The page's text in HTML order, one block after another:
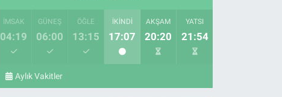
İMSAK
04:19
GÜNEŞ
06:00
ÖĞLE
13:15
İKINDI
17:07
AKŞAM
20:20
YATSI
21:54
Aylık Vakitler